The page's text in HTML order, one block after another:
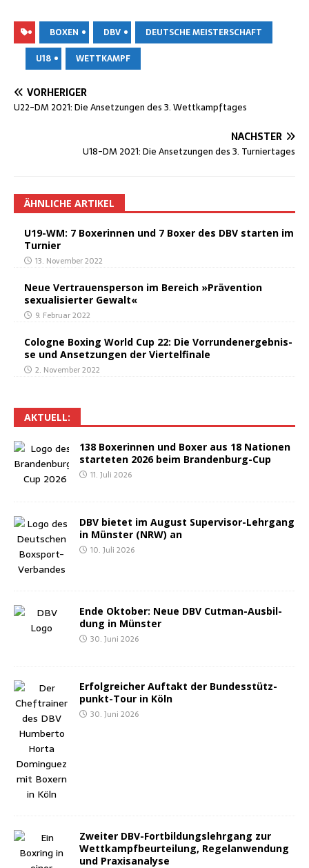
BOXEN DBV
DEUTSCHE MEISTERSCHAFT
U18
WETTKAMPF
VORHERIGER
U22-DM 2021: Die Anset­zun­gen des 3. Wettkampftages
NÄCHSTER
U18-DM 2021: Die Anset­zun­gen des 3. Turniertages
ÄHNLICHE ARTIKEL
U19-WM: 7 Boxe­rin­nen und 7 Boxer des DBV star­ten im
Turnier
13. November 2022
Neue Ver­trau­ens­per­son im Bereich »Prä­ven­ti­on
sexua­li­sier­ter Gewalt«
9. Februar 2022
Colo­gne Boxing World Cup 22: Die Vor­rund­en­er­geb­nis­
se und Anset­zun­gen der Viertelfinale
2. November 2022
AKTU­ELL:
138 Boxe­rin­nen und Boxer aus 18 Natio­nen
star­te­ten 2026 beim Brandenburg-Cup
11. Juli 2026
DBV bie­tet im August Super­vi­sor-Lehr­gang
in Müns­ter (NRW) an
10. Juli 2026
Ende Okto­ber: Neue DBV Cut­man-Aus­bil­
dung in Münster
30. Juni 2026
Erfolg­rei­cher Auf­takt der Bun­des­stütz­
punkt-Tour in Köln
30. Juni 2026
Zwei­ter DBV-Fort­bil­dungs­lehr­gang zur
Wett­kampf­be­ur­tei­lung, Regel­an­wen­dung
und Praxisanalyse